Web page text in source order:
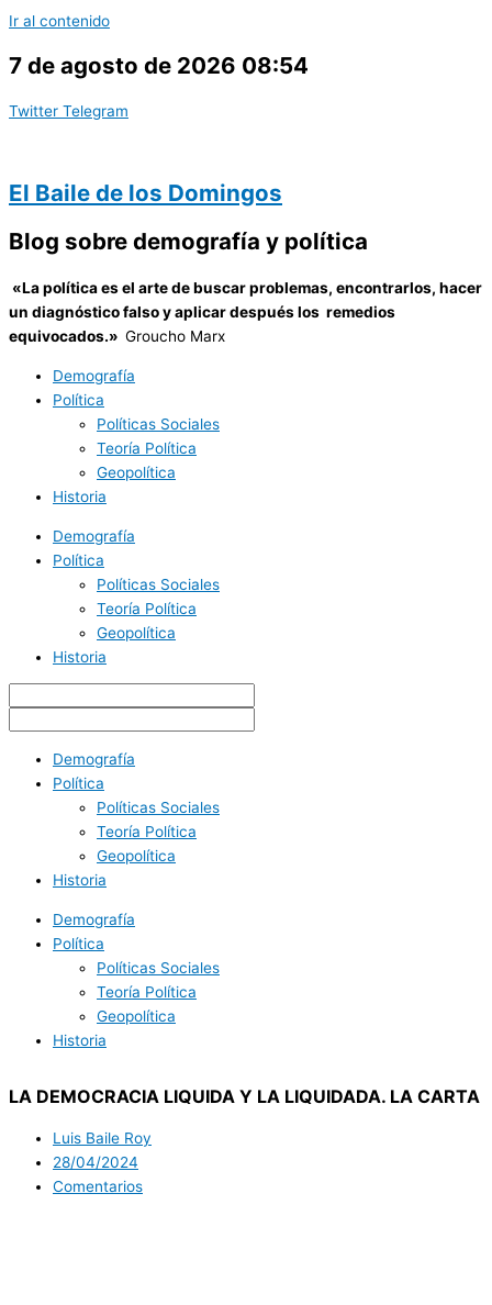
Ir al contenido
7 de agosto de 2026 08:54
Twitter Telegram
El Baile de los Domingos
Blog sobre demografía y política
«La política es el arte de buscar problemas, encontrarlos, hacer
un diagnóstico falso y aplicar después los remedios
equivocados.» Groucho Marx
Demografía
Política
Políticas Sociales
Teoría Política
Geopolítica
Historia
Demografía
Política
Políticas Sociales
Teoría Política
Geopolítica
Historia
Demografía
Política
Políticas Sociales
Teoría Política
Geopolítica
Historia
Demografía
Política
Políticas Sociales
Teoría Política
Geopolítica
Historia
LA DEMOCRACIA LIQUIDA Y LA LIQUIDADA. LA CARTA
Luis Baile Roy
28/04/2024
Comentarios